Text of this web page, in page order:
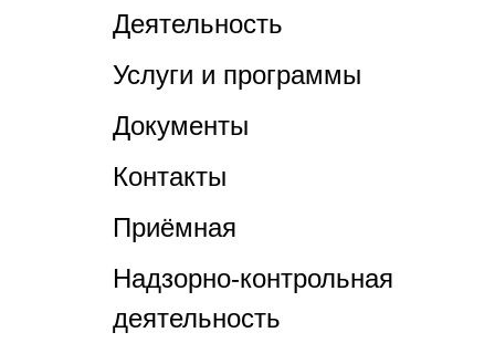
Деятельность
Услуги и программы
Документы
Контакты
Приёмная
Надзорно-контрольная
деятельность